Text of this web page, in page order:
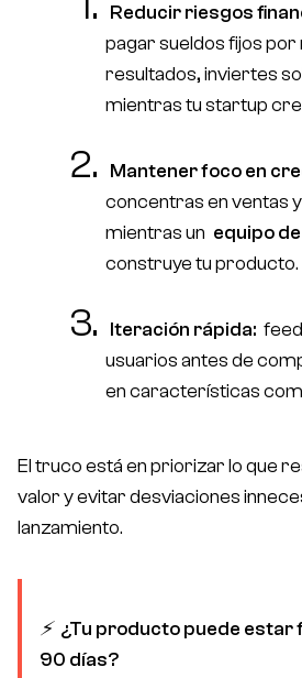
EN
Nosotros
contacto@bonzzay.com
Reducir riesgos
pagar sueldos fijos por
resultados, inviertes
mientras tu startup
Mantener foco en
concentras en ventas
mientras un equipo
construye tu producto.
Iteración rápida:
usuarios antes de
en características
El truco está en priorizar lo que
valor y evitar desviaciones
lanzamiento.
⚡ ¿Tu producto puede estar
90 días?